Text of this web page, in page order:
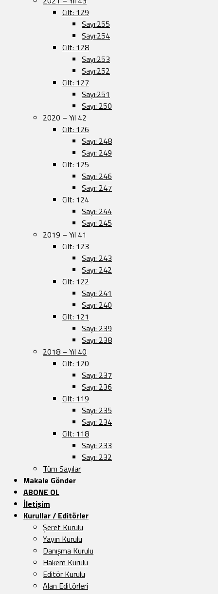
Cilt: 129
Sayı:255
Sayı:254
Cilt: 128
Sayı:253
Sayı:252
Cilt: 127
Sayı:251
Sayı: 250
2020 – Yıl 42
Cilt: 126
Sayı: 248
Sayı: 249
Cilt: 125
Sayı: 246
Sayı: 247
Cilt: 124
Sayı: 244
Sayı: 245
2019 – Yıl 41
Cilt: 123
Sayı: 243
Sayı: 242
Cilt: 122
Sayı: 241
Sayı: 240
Cilt: 121
Sayı: 239
Sayı: 238
2018 – Yıl 40
Cilt: 120
Sayı: 237
Sayı: 236
Cilt: 119
Sayı: 235
Sayı: 234
Cilt: 118
Sayı: 233
Sayı: 232
Tüm Sayılar
Makale Gönder
ABONE OL
İletişim
Kurullar / Editörler
Şeref Kurulu
Yayın Kurulu
Danışma Kurulu
Hakem Kurulu
Editör Kurulu
Alan Editörleri